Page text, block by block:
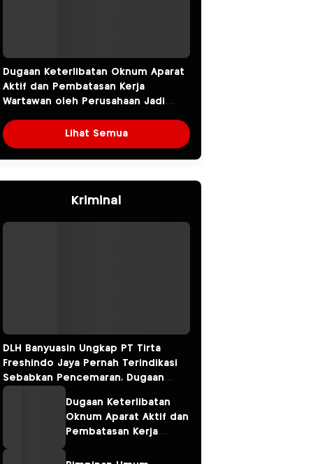
Dugaan Keterlibatan Oknum Aparat
Aktif dan Pembatasan Kerja
Wartawan oleh Perusahaan Jadi
Pencemaran Limbah PT Tirta
Fresindo Jaya
Lihat Semua
Kriminal
DLH Banyuasin Ungkap PT Tirta
Freshindo Jaya Pernah Terindikasi
Sebabkan Pencemaran, Dugaan
Dugaan Keterlibatan
Oknum Aparat Aktif dan
Pembatasan Kerja
Perusahaan Jadi